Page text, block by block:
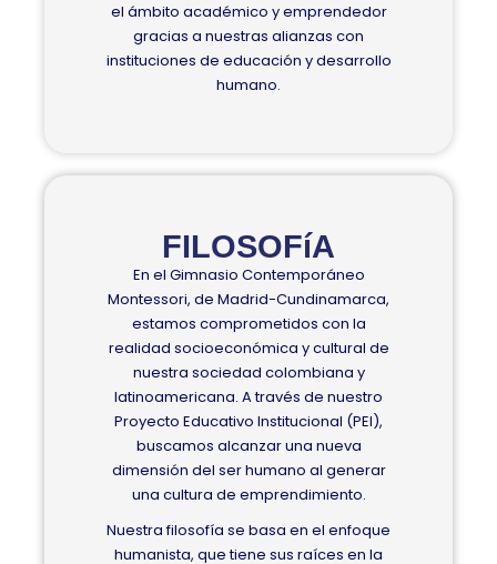
el ámbito académico y emprendedor
gracias a nuestras alianzas con
instituciones de educación y desarrollo
humano.
FILOSOFíA
En el Gimnasio Contemporáneo
Montessori, de Madrid-Cundinamarca,
estamos comprometidos con la
realidad socioeconómica y cultural de
nuestra sociedad colombiana y
latinoamericana. A través de nuestro
Proyecto Educativo Institucional (PEI),
buscamos alcanzar una nueva
dimensión del ser humano al generar
una cultura de emprendimiento.
Nuestra filosofía se basa en el enfoque
humanista, que tiene sus raíces en la